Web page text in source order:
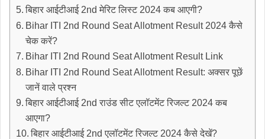
बिहार आईटीआई 2nd मेरिट लिस्ट 2024 कब आएगी?
Bihar ITI 2nd Round Seat Allotment Result 2024 कैसे
चेक करें?
Bihar ITI 2nd Round Seat Allotment Result Link
Bihar ITI 2nd Round Seat Allotment Result: अक्सर पूछें
जानें वाले प्रश्न
बिहार आईटीआई 2nd राउंड सीट एलॉटमेंट रिजल्ट 2024 कब
आएगा?
बिहार आईटीआई 2nd एलॉटमेंट रिजल्ट 2024 कैसे देखें?